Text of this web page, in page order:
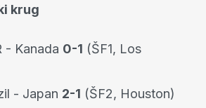
krug
- Kanada 0-1 (ŠF1, Los
- Japan 2-1 (ŠF2, Houston)